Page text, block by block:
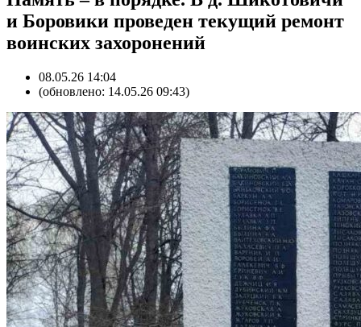
и Боровики проведен текущий ремонт
воинских захоронений
08.05.26 14:04
(обновлено: 14.05.26 09:43)